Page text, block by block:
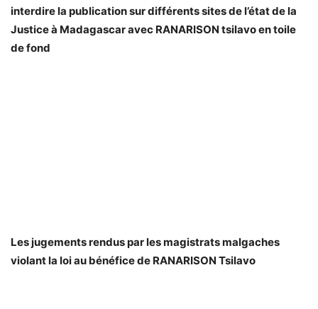
interdire la publication sur différents sites de l’état de la
Justice à Madagascar avec RANARISON tsilavo en toile
de fond
Les jugements rendus par les magistrats malgaches
violant la loi au bénéfice de RANARISON Tsilavo